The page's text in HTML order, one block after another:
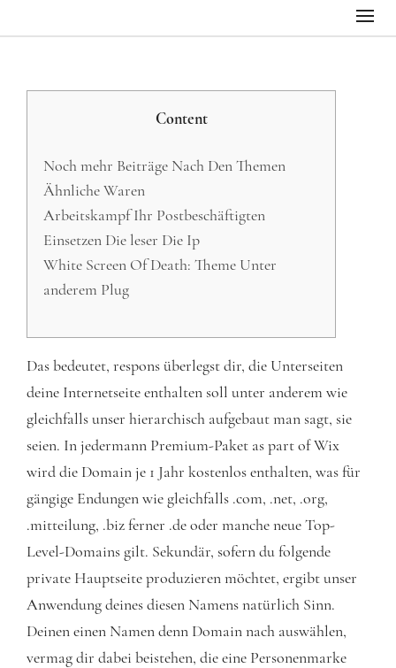
Content
Noch mehr Beiträge Nach Den Themen
Ähnliche Waren
Arbeitskampf Ihr Postbeschäftigten
Einsetzen Die leser Die Ip
White Screen Of Death: Theme Unter
anderem Plug
Das bedeutet, respons überlegst dir, die Unterseiten
deine Internetseite enthalten soll unter anderem wie
gleichfalls unser hierarchisch aufgebaut man sagt, sie
seien. In jedermann Premium-Paket as part of Wix
wird die Domain je 1 Jahr kostenlos enthalten, was für
gängige Endungen wie gleichfalls .com, .net, .org,
.mitteilung, .biz ferner .de oder manche neue Top-
Level-Domains gilt. Sekundär, sofern du folgende
private Hauptseite produzieren möchtet, ergibt unser
Anwendung deines diesen Namens natürlich Sinn.
Deinen einen Namen denn Domain nach auswählen,
vermag dir dabei beistehen, die eine Personenmarke